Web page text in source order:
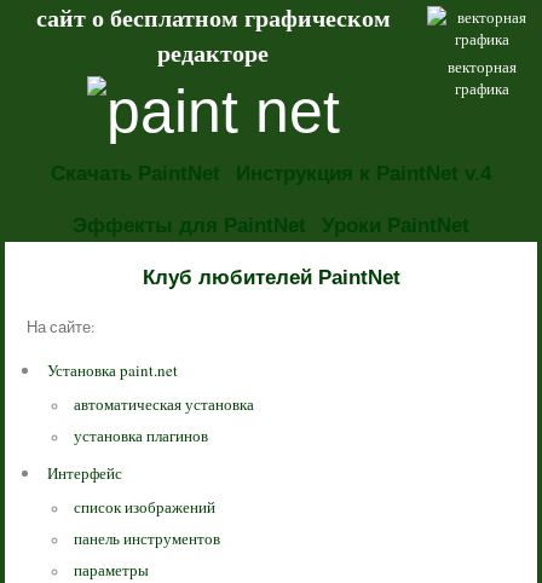
векторная
графика
сайт о бесплатном графическом
редакторе
Скачать PaintNet Инструкция к PaintNet v.4
Эффекты для PaintNet Уроки PaintNet
Клуб любителей PaintNet
ИНСТРУКЦИЯ К PAINTNET V.4
На сайте:
Установка paint.net
автоматическая установка
установка плагинов
Интерфейс
список изображений
панель инструментов
параметры